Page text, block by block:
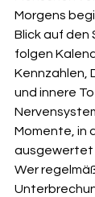
Morgens
Blick auf den
folgen
Kennzahlen,
und innere
Momente, in
ausgewertet
Wer